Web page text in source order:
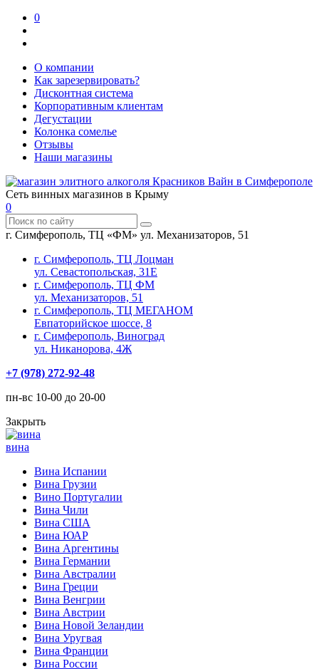
0
О компании
Как зарезервировать?
Дисконтная система
Корпоративным клиентам
Дегустации
Колонка сомелье
Отзывы
Наши магазины
Сеть винных магазинов в Крыму
0
г. Симферополь, ТЦ «ФМ» ул. Механизаторов, 51
г. Симферополь, ТЦ Лоцман
ул. Севастопольская, 31Е
г. Симферополь, ТЦ ФМ
ул. Механизаторов, 51
г. Симферополь, ТЦ МЕГАНОМ
Евпаторийское шоссе, 8
г. Симферополь, Виноград
ул. Никанорова, 4Ж
+7 (978) 272-92-48
пн-вс 10-00 до 20-00
Закрыть
вина
Вина Испании
Вина Грузии
Вино Португалии
Вина Чили
Вина США
Вина ЮАР
Вина Аргентины
Вина Германии
Вина Австралии
Вина Греции
Вина Венгрии
Вина Австрии
Вина Новой Зеландии
Вина Уругвая
Вина Франции
Вина России